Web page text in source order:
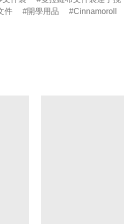
件
開學用品 Cinnamoroll